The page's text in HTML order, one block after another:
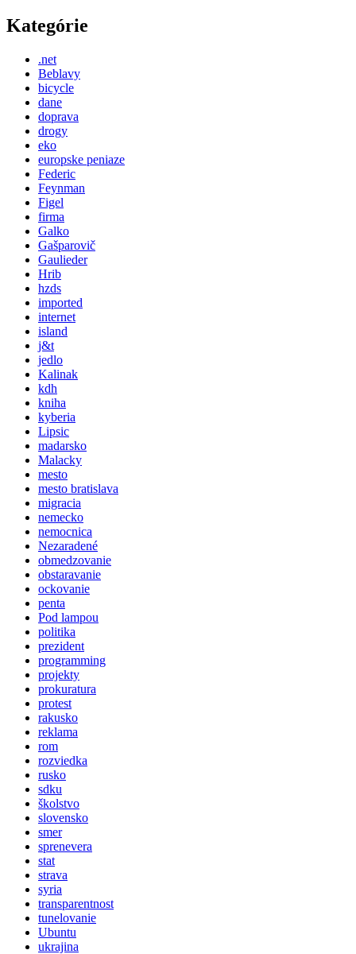
Kategórie
.net
Beblavy
bicycle
dane
doprava
drogy
eko
europske peniaze
Federic
Feynman
Figel
firma
Galko
Gašparovič
Gaulieder
Hrib
hzds
imported
internet
island
j&t
jedlo
Kalinak
kdh
kniha
kyberia
Lipsic
madarsko
Malacky
mesto
mesto bratislava
migracia
nemecko
nemocnica
Nezaradené
obmedzovanie
obstaravanie
ockovanie
penta
Pod lampou
politika
prezident
programming
projekty
prokuratura
protest
rakusko
reklama
rom
rozviedka
rusko
sdku
školstvo
slovensko
smer
sprenevera
stat
strava
syria
transparentnost
tunelovanie
Ubuntu
ukrajina